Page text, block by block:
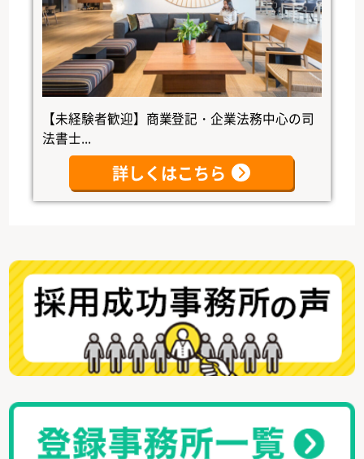
【未経験者歓迎】商業登記・企業法務中心の司
法書士...
詳しくはこちら